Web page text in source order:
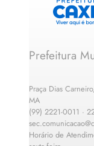
Prefeitura
Praça Dias
MA
(99) 2221-0011 ·
Horário de